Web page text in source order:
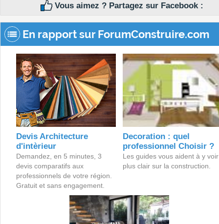
Vous aimez ? Partagez sur Facebook :
En rapport sur ForumConstruire.com
Devis Architecture
d'intèrieur
Demandez, en 5 minutes, 3
devis comparatifs aux
professionnels de votre région.
Gratuit et sans engagement.
Decoration : quel
professionnel Choisir ?
Les guides vous aident à y voir
plus clair sur la construction.